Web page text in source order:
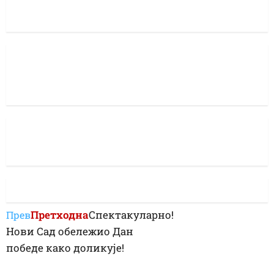
ПревПретходнаСпектакуларно!
Нови Сад обележио Дан
победе како доликује!